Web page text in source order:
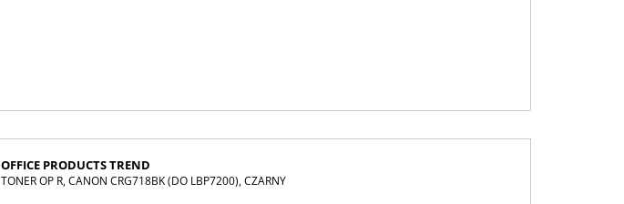
OFFICE PRODUCTS TREND
TONER OP R, CANON CRG718BK (DO LBP7200), CZARNY